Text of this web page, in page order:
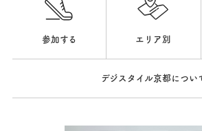
参加する エリア別
デジスタイル京都につい